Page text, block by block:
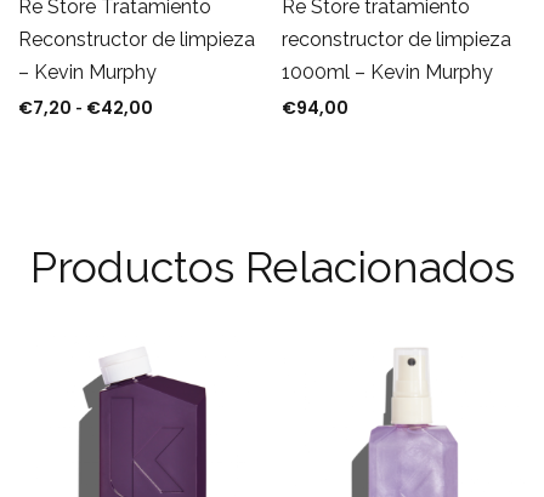
Re Store Tratamiento
Reconstructor de limpieza
– Kevin Murphy
€7,20 - €42,00 Rango de precios: desde €7,20 hasta €42,00
Re Store tratamiento
reconstructor de limpieza
1000ml – Kevin Murphy
€94,00
Productos Relacionados